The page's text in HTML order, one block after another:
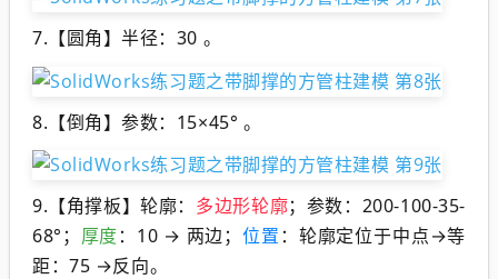
7.【圆角】半径：30 。
8.【倒角】参数：15×45° 。
9. 【角撑板】轮廓： 多边形轮廓；参数：200-100-35-
68°； 厚度：10 → 两边； 位置 ：轮廓定位于中点→等
距：75 →反向。